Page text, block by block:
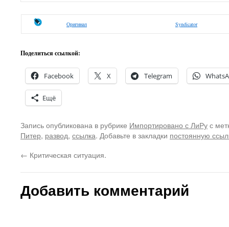
Оригинал Syndicator
Поделиться ссылкой:
Facebook X Telegram
Ещё
Запись опубликована в рубрике Импортировано с ЛиРус
Питер, развод, ссылка. Добавьте в закладки постоянную
← Критическая ситуация.
Добавить комментарий